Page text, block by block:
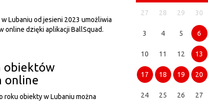
Lubaniu od jesieni 2023 umożliwia
online dzięki aplikacji BallSquad.
obiektów
online
roku obiekty w Lubaniu można
27 28 29 30
3 4 5 6
10 11 12 13
17 18 19 20
24 25 26 27